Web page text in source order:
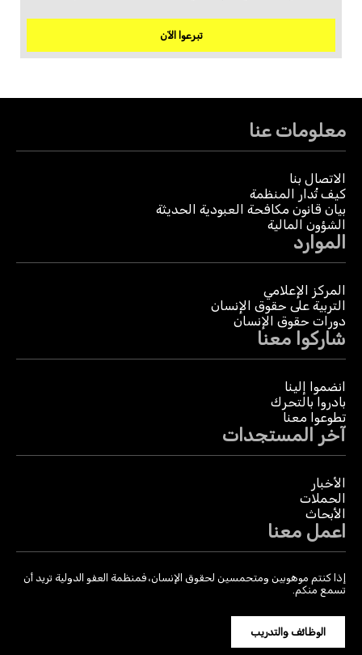
تبرعوا الآن
معلومات عنا
الاتصال بنا
كيف تُدار المنظمة
بيان قانون مكافحة العبودية الحديثة
الشؤون المالية
الموارد
المركز الإعلامي
التربية على حقوق الإنسان
دورات حقوق الإنسان
شاركوا معنا
انضموا إلينا
بادروا بالتحرك
تطوعوا معنا
آخر المستجدات
الأخبار
الحملات
الأبحاث
اعمل معنا
إذا كنتم موهوبين ومتحمسين لحقوق الإنسان، فمنظمة العفو الدولية تريد أن
تسمع منكم.
الوظائف والتدريب